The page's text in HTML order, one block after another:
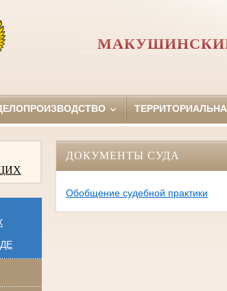
ДОКУМЕНТЫ СУДА
Обобщение судебной практики